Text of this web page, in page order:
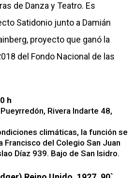
de Danza y Teatro. Es
Satidonio junto a Damián
proyecto que ganó la
del Fondo Nacional de las
h
Rivera Indarte 48,
climáticas, la función se
Francisco del Colegio San Juan
Díaz 939. Bajo de San Isidro.